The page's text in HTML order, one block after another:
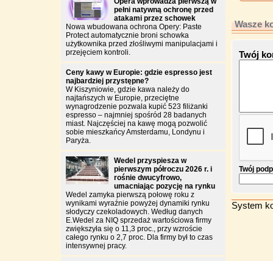
Wasze
Twój
Twój
System
pełni natywną ochronę przed
atakami przez schowek
Nowa wbudowana ochrona Opery: Paste
Protect automatycznie broni schowka
użytkownika przed złośliwymi manipulacjami i
przejęciem kontroli.
Ceny kawy w Europie: gdzie espresso jest
najbardziej przystępne?
W Kiszyniowie, gdzie kawa należy do
najtańszych w Europie, przeciętne
wynagrodzenie pozwala kupić 523 filiżanki
espresso – najmniej spośród 28 badanych
miast. Najczęściej na kawę mogą pozwolić
sobie mieszkańcy Amsterdamu, Londynu i
Paryża.
Wedel przyspiesza w
pierwszym półroczu 2026 r. i
rośnie dwucyfrowo,
umacniając pozycję na rynku
Wedel zamyka pierwszą połowę roku z
wynikami wyraźnie powyżej dynamiki rynku
słodyczy czekoladowych. Według danych
E.Wedel za NIQ sprzedaż wartościowa firmy
zwiększyła się o 11,3 proc., przy wzroście
całego rynku o 2,7 proc. Dla firmy był to czas
intensywnej pracy.